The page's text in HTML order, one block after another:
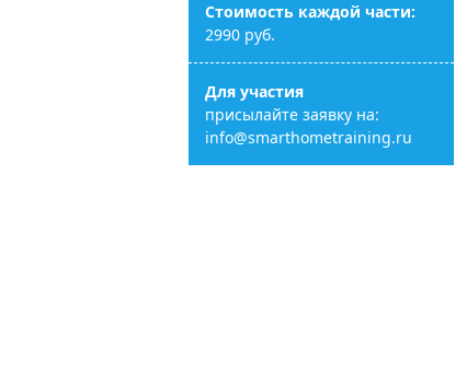
Стоимость каждой части:
2990 руб.
Для участия
присылайте заявку на:
info@smarthometraining.ru